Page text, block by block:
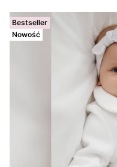
Bestseller
Nowość